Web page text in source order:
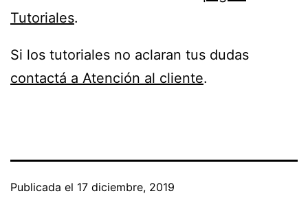
Tutoriales.
Si los tutoriales no aclaran tus dudas
contactá a Atención al cliente.
Publicada el 17 diciembre, 2019